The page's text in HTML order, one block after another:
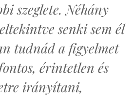
szeglete. Néhány
senki sem él
tudnád a figyelmet
érintetlen és
irányítani,